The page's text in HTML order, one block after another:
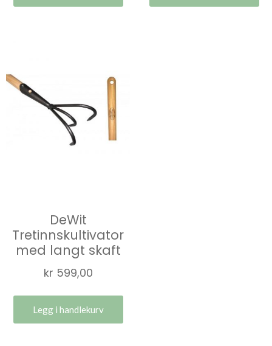
DeWit
Tretinnskultivator
med langt skaft
kr 599,00
Legg i handlekurv